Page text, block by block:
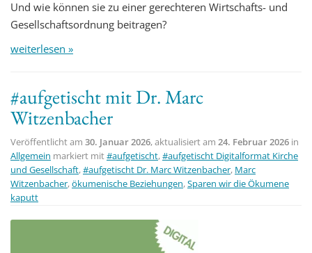
Und wie können sie zu einer gerechteren Wirtschafts- und
Gesellschaftsordnung beitragen?
weiterlesen »
#aufgetischt mit Dr. Marc
Witzenbacher
Veröffentlicht am 30. Januar 2026, aktualisiert am 24. Februar 2026 in
Allgemein markiert mit#aufgetischt,#aufgetischt Digitalformat Kirche
und Gesellschaft,#aufgetischt Dr. Marc Witzenbacher, Marc
Witzenbacher,ökumenische Beziehungen,Sparen wir die Ökumene
kaputt